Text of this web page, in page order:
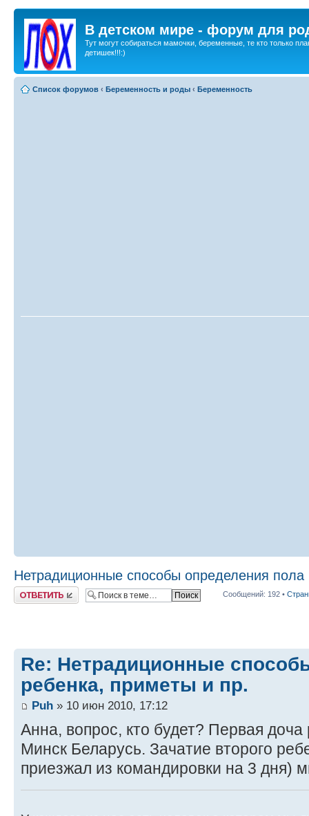
В детском мире - форум для
Тут могут собираться мамочки, беременные, те кто только
детишек!!!:)
Список форумов ‹ Беременность и роды ‹ Беременность
Нетрадиционные способы определения
Ответить Сообщений: 192 •
Re: Нетрадиционные
ребенка, приметы и пр.
Puh » 10 июн 2010, 17:12
Анна, вопрос, кто будет? Первая доча
Минск Беларусь. Зачатие второго
приезжал из командировки на 3 дня)